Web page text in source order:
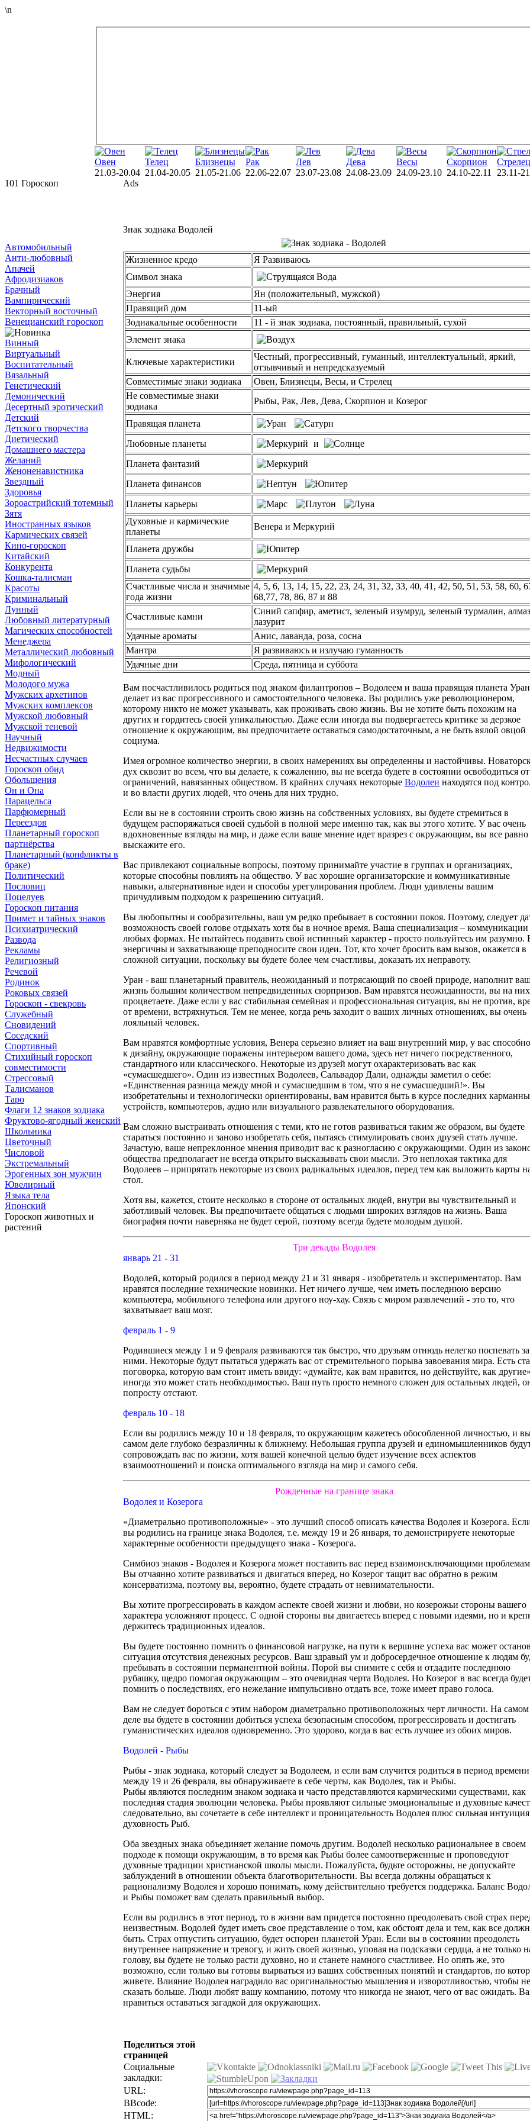
\n
Овен
21.03-20.04
Телец
21.04-20.05
Близнецы
21.05-21.06
Рак
22.06-22.07
Лев
23.07-23.08
Дева
24.08-23.09
Весы
24.09-23.10
Скорпион
24.10-22.11
Стрелец
23.11-
101 Гороскоп
Автомобильный
Анти-любовный
Апачей
Афродизиаков
Брачный
Вампирический
Векторный восточный
Венецианский гороскоп
Винный
Виртуальный
Воспитательный
Вязальный
Генетический
Демонический
Десертный эротический
Детский
Детского творчества
Диетический
Домашнего мастера
Желаний
Женоненавистника
Звездный
Здоровья
Зороастрийский тотемный
Зятя
Иностранных языков
Кармических связей
Кино-гороскоп
Китайский
Конкурента
Кошка-талисман
Красоты
Криминальный
Лунный
Любовный литературный
Магических способностей
Менеджера
Металлический любовный
Мифологический
Модный
Молодого мужа
Мужских архетипов
Мужских комплексов
Мужской любовный
Мужской теневой
Научный
Недвижимости
Несчастных случаев
Гороскоп обид
Обольщения
Он и Она
Парацельса
Парфюмерный
Переездов
Планетарный гороскоп
партнёрства
Планетарный (конфликты в
браке)
Политический
Пословиц
Поцелуев
Гороскоп питания
Примет и тайных знаков
Психиатрический
Развода
Рекламы
Религиозный
Речевой
Родинок
Роковых связей
Гороскоп - свекровь
Служебный
Сновидений
Соседский
Спортивный
Стихийный гороскоп
совместимости
Стрессовый
Талисманов
Таро
Флаги 12 знаков зодиака
Фруктово-ягодный женский
Школьника
Цветочный
Числовой
Экстремальный
Эрогенных зон мужчин
Ювелирный
Языка тела
Японский
Гороскоп животных и
растений
Ads
Знак зодиака Водолей
Жизненное кредо
Я Развиваюсь
Символ знака
Энергия
Ян (положительный, мужской)
Правящий дом
11-ый
Зодиакальные особенности
11 - й знак зодиака, постоянный, правильный, сухой
Элемент знака
Ключевые характеристики
Честный, прогрессивный, гуманный, интеллектуальный, яркий,
отзывчивый и непредсказуемый
Совместимые знаки зодиака
Овен, Близнецы, Весы, и Стрелец
Не совместимые знаки
зодиака
Рыбы, Рак, Лев, Дева, Скорпион и Козерог
Правящая планета
Любовные планеты
и
Планета фантазий
Планета финансов
Планеты карьеры
Духовные и кармические
планеты
Венера и Меркурий
Планета дружбы
Планета судьбы
Счастливые числа и значимые
года жизни
4, 5, 6, 13, 14, 15, 22, 23, 24, 31, 32, 33, 40, 41, 42, 50, 51, 53, 58, 60,
68,77, 78, 86, 87 и 88
Счастливые камни
Синий сапфир, аметист, зеленый изумруд, зеленый турмалин,
лазурит
Удачные ароматы
Анис, лаванда, роза, сосна
Мантра
Я развиваюсь и излучаю гуманность
Удачные дни
Среда, пятница и суббота
Вам посчастливилось родиться под знаком филантропов – Водолеем и ваша правящая планета Уран
делает из вас прогрессивного и самостоятельного человека. Вы родились уже революционером,
которому никто не может указывать, как проживать свою жизнь. Вы не хотите быть похожим на
других и гордитесь своей уникальностью. Даже если иногда вы подвергаетесь критике за дерзкое
отношение к окружающим, вы предпочитаете оставаться самодостаточным, а не быть вялой овцой
социума.
Имея огромное количество энергии, в своих намерениях вы определенны и настойчивы.
дух сквозит во всем, что вы делаете, к сожалению, вы не всегда будете в состоянии освободиться от
ограничений, навязанных обществом. В крайних случаях некоторые Водолеи находятся под
и во власти других людей, что очень для них трудно.
Если вы не в состоянии строить свою жизнь на собственных условиях, вы будете стремиться в
будущем распоряжаться своей судьбой в полной мере именно так, как вы этого хотите. У вас очень
вдохновенные взгляды на мир, и даже если ваше мнение идет вразрез с окружающим, вы все равно
выскажите его.
Вас привлекают социальные вопросы, поэтому принимайте участие в группах и организациях,
которые способны повлиять на общество. У вас хорошие организаторские и коммуникативные
навыки, альтернативные идеи и способы урегулирования проблем. Люди удивлены вашим
причудливым подходом к разрешению ситуаций.
Вы любопытны и сообразительны, ваш ум редко пребывает в состоянии покоя. Поэтому, следует
возможность своей голове отдыхать хотя бы в ночное время. Ваша специализация – коммуникации
любых формах. Не пытайтесь подавить свой истинный характер - просто пользуйтесь им разумно.
энергичны и захватывающе преподносите свои идеи. Тот, кто хочет бросить вам вызов, окажется в
сложной ситуации, поскольку вы будете более чем счастливы, доказать их неправоту.
Уран - ваш планетарный правитель, неожиданный и потрясающий по своей природе, наполнит
жизнь большим количеством непредвиденных сюрпризов. Вам нравятся неожиданности, вы на них
процветаете. Даже если у вас стабильная семейная и профессиональная ситуация, вы не против,
от времени, встряхнуться. Тем не менее, когда речь заходит о ваших личных отношениях, вы очень
лояльный человек.
Вам нравятся комфортные условия, Венера серьезно влияет на ваш внутренний мир, у вас
к дизайну, окружающие поражены интерьером вашего дома, здесь нет ничего посредственного,
стандартного или классического. Некоторые из друзей могут охарактеризовать вас как
«сумасшедшего». Один из известных Водолеев, Сальвадор Дали, однажды заметил о себе:
«Единственная разница между мной и сумасшедшим в том, что я не сумасшедший!». Вы
изобретательны и технологически ориентированы, вам нравится быть в курсе последних
устройств, компьютеров, аудио или визуального развлекательного оборудования.
Вам сложно выстраивать отношения с теми, кто не готов развиваться таким же образом, вы будете
стараться постоянно и заново изобретать себя, пытаясь стимулировать своих друзей стать лучше.
Зачастую, ваше непреклонное мнения приводит вас к разногласию с окружающими. Один из
общества предполагает не всегда открыто высказывать свои мысли. Это неплохая тактика для
Водолеев – припрятать некоторые из своих радикальных идеалов, перед тем как выложить карты
стол.
Хотя вы, кажется, стоите несколько в стороне от остальных людей, внутри вы чувствительный и
заботливый человек. Вы предпочитаете общаться с людьми широких взглядов на жизнь. Ваша
биография почти наверняка не будет серой, поэтому всегда будете молодым душой.
Три декады Водолея
январь 21 - 31
Водолей, который родился в период между 21 и 31 января - изобретатель и экспериментатор. Вам
нравятся последние технические новинки. Нет ничего лучше, чем иметь последнюю версию
компьютера, мобильного телефона или другого ноу-хау. Связь с миром развлечений - это то, что
захватывает ваш мозг.
февраль 1 - 9
Родившиеся между 1 и 9 февраля развиваются так быстро, что друзьям отнюдь нелегко поспевать за
ними. Некоторые будут пытаться удержать вас от стремительного порыва завоевания мира. Есть
поговорка, которую вам стоит иметь ввиду: «думайте, как вам нравится, но действуйте, как
иногда это может стать необходимостью. Ваш путь просто немного сложен для остальных людей,
попросту отстают.
февраль 10 - 18
Если вы родились между 10 и 18 февраля, то окружающим кажетесь обособленной личностью, и
самом деле глубоко безразличны к ближнему. Небольшая группа друзей и единомышленников
сопровождать вас по жизни, хотя вашей конечной целью будет изучение всех аспектов
взаимоотношений и поиска оптимального взгляда на мир и самого себя.
Рожденные на границе знака
Водолея и Козерога
«Диаметрально противоположные» - это лучший способ описать качества Водолея и Козерога.
вы родились на границе знака Водолея, т.е. между 19 и 26 января, то демонстрируете некоторые
характерные особенности предыдущего знака - Козерога.
Симбиоз знаков - Водолея и Козерога может поставить вас перед взаимоисключающими
Вы отчаянно хотите развиваться и двигаться вперед, но Козерог тащит вас обратно в режим
консерватизма, поэтому вы, вероятно, будете страдать от невнимательности.
Вы хотите прогрессировать в каждом аспекте своей жизни и любви, но козерожьи стороны вашего
характера усложняют процесс. С одной стороны вы двигаетесь вперед с новыми идеями, но и
держитесь традиционных идеалов.
Вы будете постоянно помнить о финансовой нагрузке, на пути к вершине успеха вас может
ситуация отсутствия денежных ресурсов. Ваш здравый ум и добросердечное отношение к людям
пребывать в состоянии перманентной войны. Порой вы снимите с себя и отдадите последнюю
рубашку, щедро помогая окружающим – это очевидная черта Водолея. Но Козерог в вас всегда
помнить о последствиях, его нежелание импульсивно отдать все, тоже имеет право голоса.
Вам не следует бороться с этим набором диаметрально противоположных черт личности. На самом
деле вы будете в состоянии добиться успеха безопасным способом, прогрессировать и достигать
гуманистических идеалов одновременно. Это здорово, когда в вас есть лучшее из обоих миров.
Водолей - Рыбы
Рыбы - знак зодиака, который следует за Водолеем, и если вам случится родиться в период времени
между 19 и 26 февраля, вы обнаруживаете в себе черты, как Водолея, так и Рыбы.
Рыбы являются последним знаком зодиака и часто представляются кармическими существами, как
последняя стадия эволюции человека. Рыбы проявляют сильные эмоциональные и духовные
следовательно, вы сочетаете в себе интеллект и проницательность Водолея плюс сильная
духовность Рыб.
Оба звездных знака объединяет желание помочь другим. Водолей несколько рациональнее в своем
подходе к помощи окружающим, в то время как Рыбы более самоотверженные и проповедуют
духовные традиции христианской школы мысли. Пожалуйста, будьте осторожны, не допускайте
заблуждений в отношении объекта благотворительности. Вы всегда должны обращаться к
рационализму Водолея и хорошо понимать, кому действительно требуется поддержка. Баланс
и Рыбы поможет вам сделать правильный выбор.
Если вы родились в этот период, то в жизни вам придется постоянно преодолевать свой страх
неизвестным. Водолей будет иметь свое представление о том, как обстоят дела и тем, как все
быть. Страх отпустить ситуацию, будет оспорен планетой Уран. Если вы в состоянии преодолеть
внутреннее напряжение и тревогу, и жить своей жизнью, уповая на подсказки сердца, а не только
голову, вы будете не только расти духовно, но и станете намного счастливее. Но опять же, это
возможно, если только вы готовы вырваться из ваших собственных понятий и стандартов, по
живете. Влияние Водолея наградило вас оригинальностью мышления и изворотливостью, чтобы не
сказать больше. Люди любят вашу компанию, потому что никогда не знают, чего от вас ожидать.
нравиться оставаться загадкой для окружающих.
Поделиться этой
страницей
Социальные
закладки:
URL:
BBcode:
HTML: